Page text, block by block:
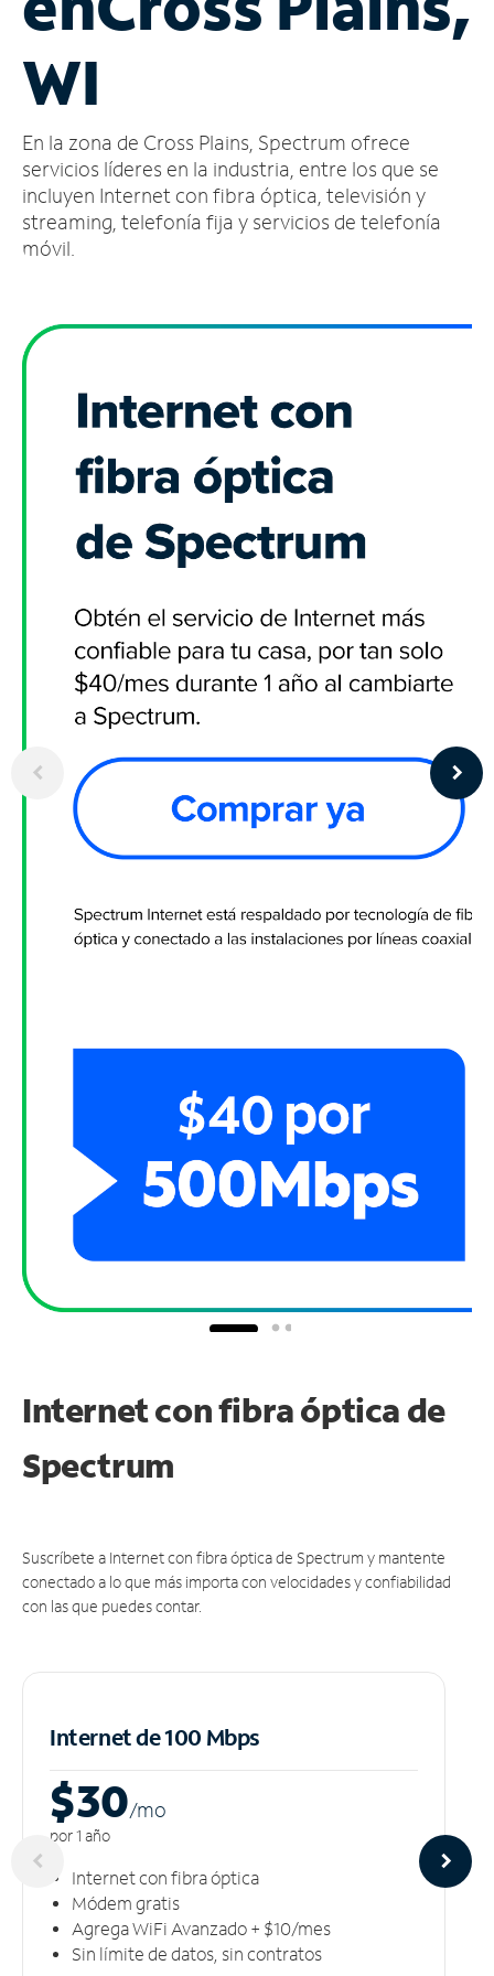
cuenta
Encuentra
tienda
WI
En la zona de Cross Plains, Spectrum ofrece
servicios líderes en la industria, entre los que se
incluyen Internet con fibra óptica, televisión y
streaming, telefonía fija y servicios de telefonía
móvil.
Internet con fibra óptica de
Spectrum
Suscríbete a Internet con fibra óptica de Spectrum y mantente
conectado a lo que más importa con velocidades y confiabilidad
con las que puedes contar.
Internet de 100 Mbps
$30/mo
por 1 año
Internet con fibra óptica
Módem gratis
Agrega WiFi Avanzado + $10/mes
Sin límite de datos, sin contratos